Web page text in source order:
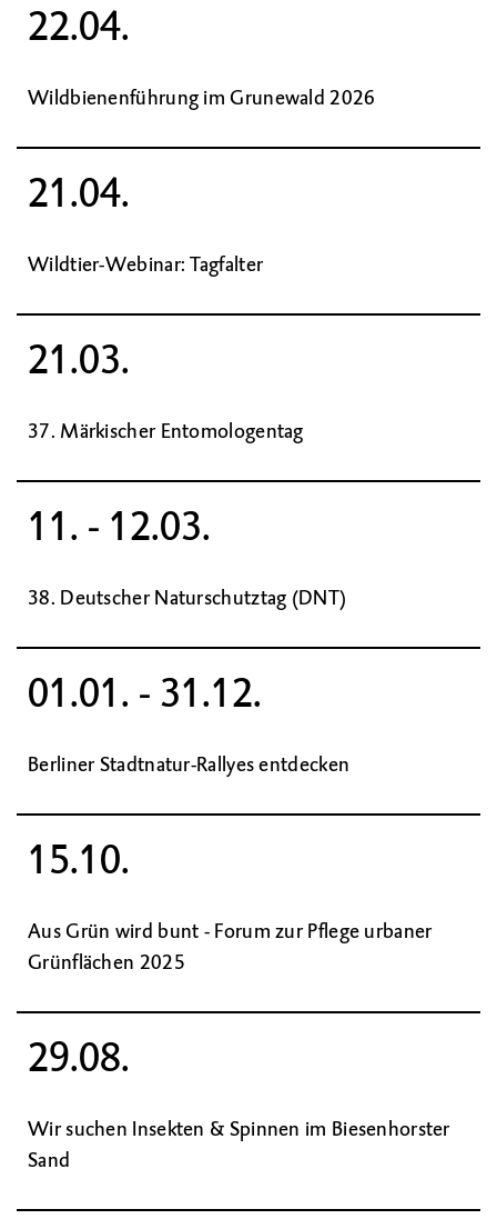
22.04.
Wildbienenführung im Grunewald 2026
21.04.
Wildtier-Webinar: Tagfalter
21.03.
37. Märkischer Entomologentag
11. - 12.03.
38. Deutscher Naturschutztag (DNT)
01.01. - 31.12.
Berliner Stadtnatur-Rallyes entdecken
15.10.
Aus Grün wird bunt - Forum zur Pflege urbaner
Grünflächen 2025
29.08.
Wir suchen Insekten & Spinnen im Biesenhorster
Sand